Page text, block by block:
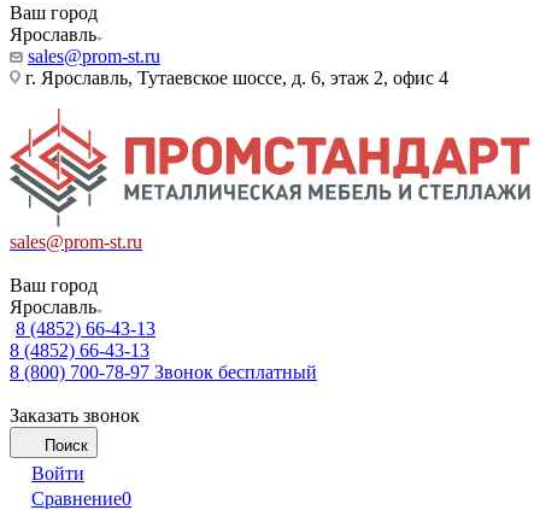
Ваш город
Ярославль
sales@prom-st.ru
г. Ярославль, Тутаевское шоссе, д. 6, этаж 2, офис 4
sales@prom-st.ru
Ваш город
Ярославль
8 (4852) 66-43-13
8 (4852) 66-43-13
8 (800) 700-78-97 Звонок бесплатный
Заказать звонок
Поиск
Войти
Сравнение0